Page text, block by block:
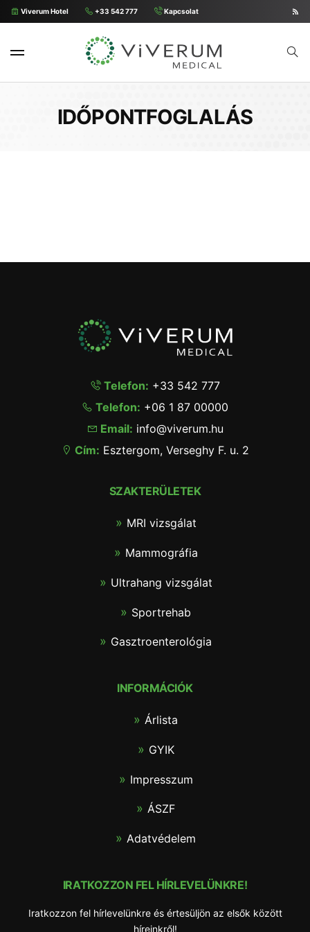
Viverum Hotel +33 542 777 Kapcsolat
IDŐPONTFOGLALÁS
Telefon: +33 542 777
Telefon: +06 1 87 00000
Email: info@viverum.hu
Cím: Esztergom, Verseghy F. u. 2
SZAKTERÜLETEK
MRI vizsgálat
Mammográfia
Ultrahang vizsgálat
Sportrehab
Gasztroenterológia
INFORMÁCIÓK
Árlista
GYIK
Impresszum
ÁSZF
Adatvédelem
IRATKOZZON FEL HÍRLEVELÜNKRE!
Iratkozzon fel hírlevelünkre és értesüljön az elsők között
híreinkről!